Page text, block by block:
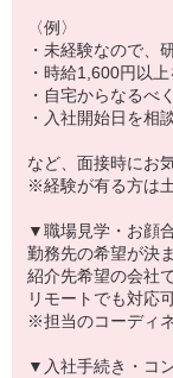
〈例〉
・未経験なので、
・時給1,600円以
・自宅からなるべ
・入社開始日を相
など、面接時にお
※経験が有る方は
▼職場見学・お顔
勤務先の希望が決
紹介先希望の会社
リモートでも対応
※担当のコーディ
▼入社手続き・コ